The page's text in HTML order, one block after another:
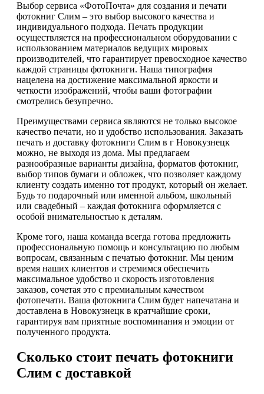
Выбор сервиса «ФотоПочта» для создания и печати
фотокниг Слим – это выбор высокого качества и
индивидуального подхода. Печать продукции
осуществляется на профессиональном оборудовании с
использованием материалов ведущих мировых
производителей, что гарантирует превосходное качество
каждой страницы фотокниги. Наша типография
нацелена на достижение максимальной яркости и
четкости изображений, чтобы ваши фотографии
смотрелись безупречно.
Преимуществами сервиса являются не только высокое
качество печати, но и удобство использования. Заказать
печать и доставку фотокниги Слим в г Новокузнецк
можно, не выходя из дома. Мы предлагаем
разнообразные варианты дизайна, форматов фотокниг,
выбор типов бумаги и обложек, что позволяет каждому
клиенту создать именно тот продукт, который он желает.
Будь то подарочный или именной альбом, школьный
или свадебный – каждая фотокнига оформляется с
особой внимательностью к деталям.
Кроме того, наша команда всегда готова предложить
профессиональную помощь и консультацию по любым
вопросам, связанным с печатью фотокниг. Мы ценим
время наших клиентов и стремимся обеспечить
максимальное удобство и скорость изготовления
заказов, сочетая это с премиальным качеством
фотопечати. Ваша фотокнига Слим будет напечатана и
доставлена в Новокузнецк в кратчайшие сроки,
гарантируя вам приятные воспоминания и эмоции от
полученного продукта.
Сколько стоит печать фотокниги
Слим с доставкой